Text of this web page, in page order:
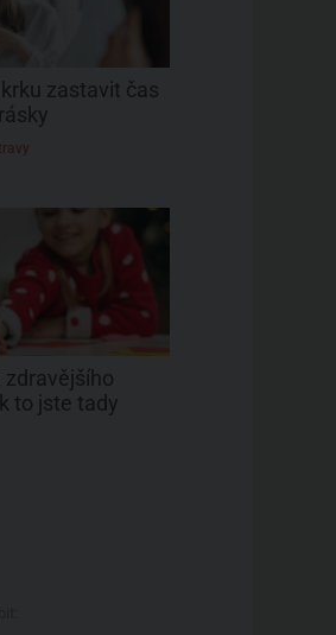
zastavit čas
zdravějšího
to jste tady